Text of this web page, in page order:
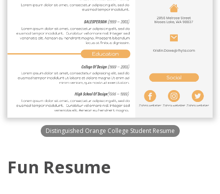
Distinguished Orange College Student Resume
Fun Resume